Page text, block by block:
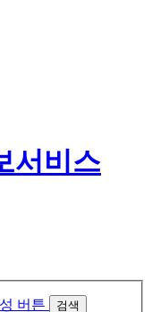
검색